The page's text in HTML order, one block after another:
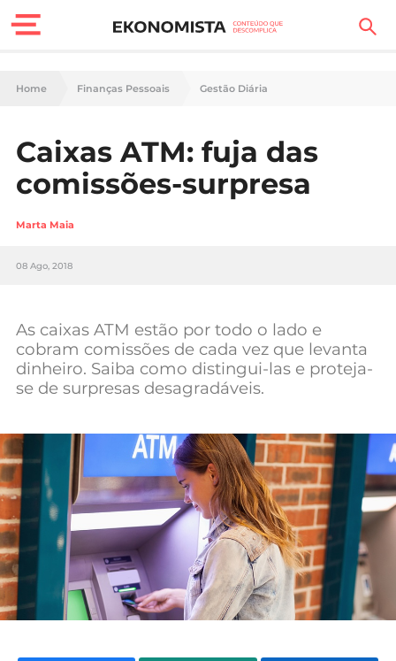
Finanças Pessoais
Carreira
Tecnologia
Negócios
Home Finanças Pessoais Gestão Diária
Caixas ATM: fuja das
comissões-surpresa
Marta Maia
08 Ago, 2018
As caixas ATM estão por todo o lado e
cobram comissões de cada vez que levanta
dinheiro. Saiba como distingui-las e proteja-
se de surpresas desagradáveis.